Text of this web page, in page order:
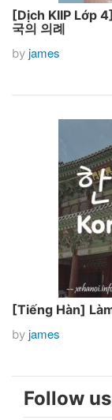
[Dịch KIIP Lớp
국의 의례
by james
[Tiếng Hàn]
by james
Follow us